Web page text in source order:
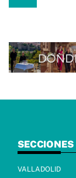
SECCIONES
VALLADOLID